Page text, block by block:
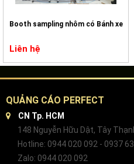
Booth sampling nhôm có Bánh xe
Liên hệ
QUẢNG CÁO PERFECT
CN Tp. HCM
148 Nguyễn Hữu Dật, Tây
Hotline: 0944 020 092 - 0937
Zalo: 0944 020 092